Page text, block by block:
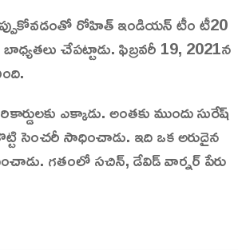
రోహిత్ ఇండియన్ టీం టీ20
చేపట్టాడు. ఫిబ్రవరీ 19, 2021న
ఎక్కాడు. అంతకు ముందు సురేష్
సెంచరీ సాధించాడు. ఇది ఒక అరుదైన
గతంలో సచిన్, డేవిడ్ వార్నర్ పేరు